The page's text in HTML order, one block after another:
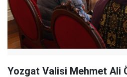
Yozgat Valisi Mehmet Ali